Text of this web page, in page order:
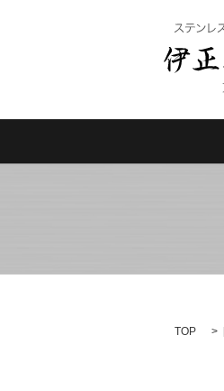
TOP